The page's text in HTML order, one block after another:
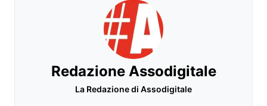
Redazione Assodigitale
La Redazione di Assodigitale